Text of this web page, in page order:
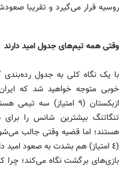
روسیه قرار می‌گیرد و تقریبا
وقتی همه تیم‌های جدول امید دارند
ازبکستان (٩ امتیاز) سه
تنگاتنگ بیشترین شانس را
بازی‌های برگشت نگاه می‌‌کند؛ چرا